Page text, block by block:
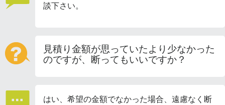
談下さい。
見積り金額が思っていたより少なかった
のですが、断ってもいいですか？
はい、希望の金額でなかった場合、遠慮なく断